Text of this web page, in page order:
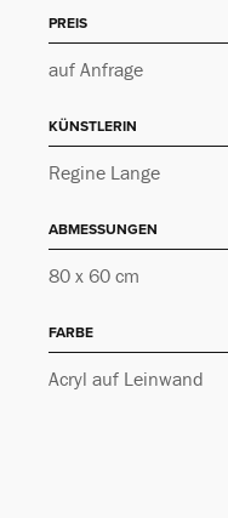
PREIS
auf Anfrage
KÜNSTLERIN
Regine Lange
ABMESSUNGEN
80 x 60 cm
FARBE
Acryl auf Leinwand